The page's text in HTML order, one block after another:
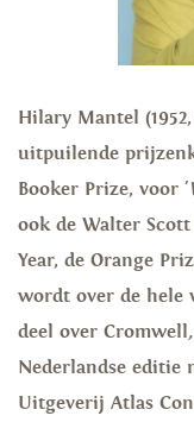
Hilary Mantel
uitpuilende
Booker Prize, voor '
ook de Walter
Year, de Orange
wordt over de hele
deel over Cromwell
Nederlandse editie
Uitgeverij Atlas